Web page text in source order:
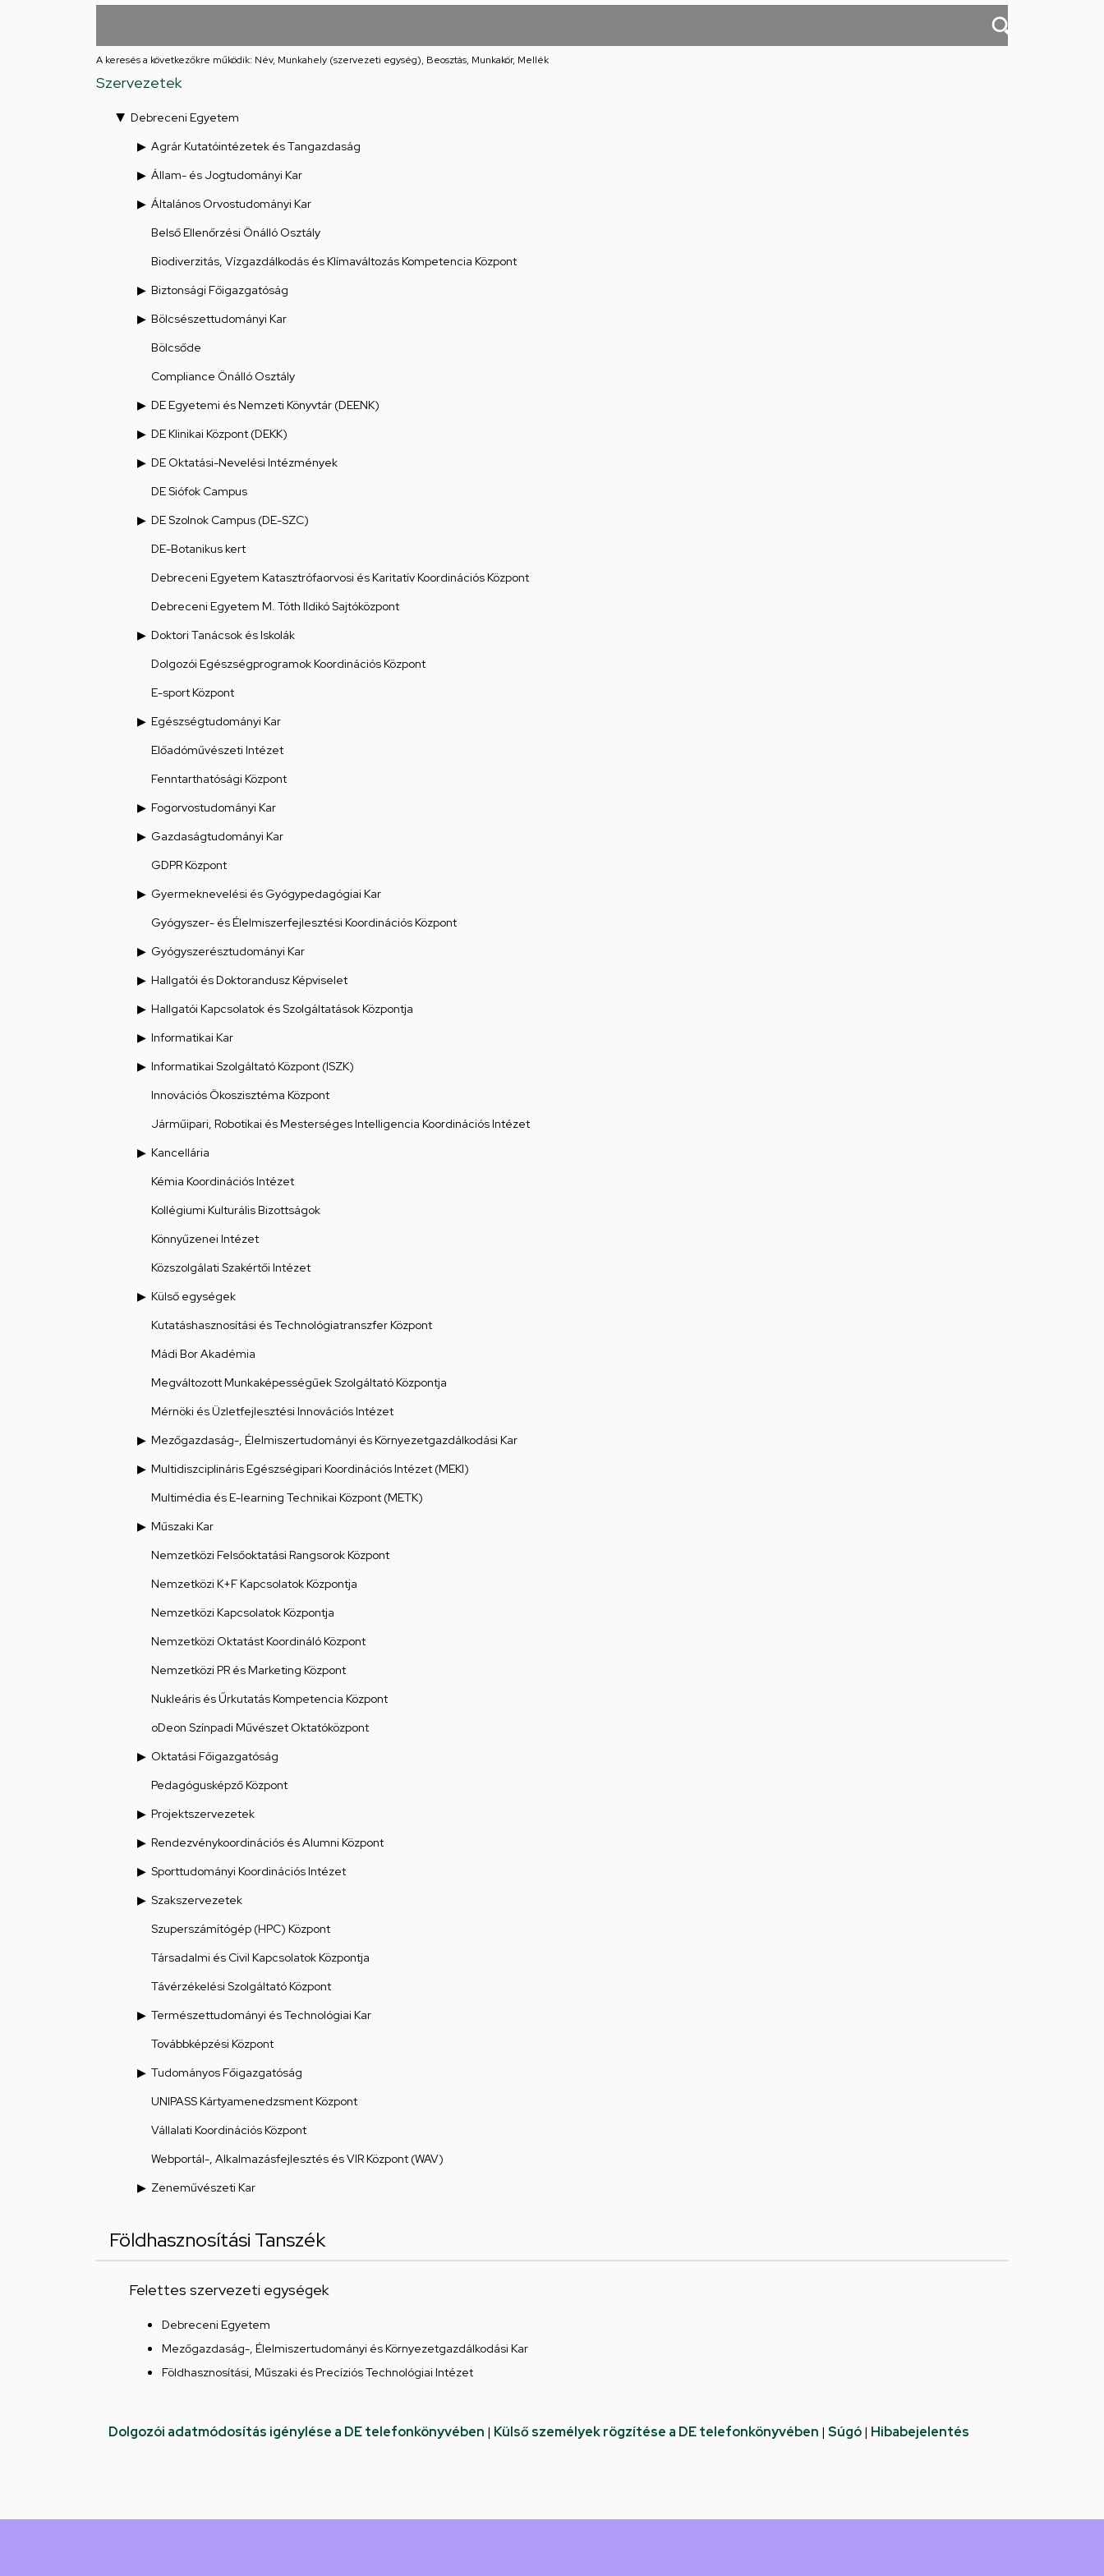
feladatellátási
A keresés a következőkre működik: Név, Munkahely (szervezeti egység), Beosztás, Munkakör, Mellék
Szervezetek
Debreceni Egyetem
Agrár Kutatóintézetek és Tangazdaság
Állam- és Jogtudományi Kar
Általános Orvostudományi Kar
Belső Ellenőrzési Önálló Osztály
Biodiverzitás, Vízgazdálkodás és Klímaváltozás Kompetencia Központ
Biztonsági Főigazgatóság
Bölcsészettudományi Kar
Bölcsőde
Compliance Önálló Osztály
DE Egyetemi és Nemzeti Könyvtár (DEENK)
DE Klinikai Központ (DEKK)
DE Oktatási-Nevelési Intézmények
DE Siófok Campus
DE Szolnok Campus (DE-SZC)
DE-Botanikus kert
Debreceni Egyetem Katasztrófaorvosi és Karitatív Koordinációs Központ
Debreceni Egyetem M. Tóth Ildikó Sajtóközpont
Doktori Tanácsok és Iskolák
Dolgozói Egészségprogramok Koordinációs Központ
E-sport Központ
Egészségtudományi Kar
Előadóművészeti Intézet
Fenntarthatósági Központ
Fogorvostudományi Kar
Gazdaságtudományi Kar
GDPR Központ
Gyermeknevelési és Gyógypedagógiai Kar
Gyógyszer- és Élelmiszerfejlesztési Koordinációs Központ
Gyógyszerésztudományi Kar
Hallgatói és Doktorandusz Képviselet
Hallgatói Kapcsolatok és Szolgáltatások Központja
Informatikai Kar
Informatikai Szolgáltató Központ (ISZK)
Innovációs Ökoszisztéma Központ
Járműipari, Robotikai és Mesterséges Intelligencia Koordinációs Intézet
Kancellária
Kémia Koordinációs Intézet
Kollégiumi Kulturális Bizottságok
Könnyűzenei Intézet
Közszolgálati Szakértői Intézet
Külső egységek
Kutatáshasznosítási és Technológiatranszfer Központ
Mádi Bor Akadémia
Megváltozott Munkaképességűek Szolgáltató Központja
Mérnöki és Üzletfejlesztési Innovációs Intézet
Mezőgazdaság-, Élelmiszertudományi és Környezetgazdálkodási Kar
Multidiszciplináris Egészségipari Koordinációs Intézet (MEKI)
Multimédia és E-learning Technikai Központ (METK)
Műszaki Kar
Nemzetközi Felsőoktatási Rangsorok Központ
Nemzetközi K+F Kapcsolatok Központja
Nemzetközi Kapcsolatok Központja
Nemzetközi Oktatást Koordináló Központ
Nemzetközi PR és Marketing Központ
Nukleáris és Űrkutatás Kompetencia Központ
oDeon Színpadi Művészet Oktatóközpont
Oktatási Főigazgatóság
Pedagógusképző Központ
Projektszervezetek
Rendezvénykoordinációs és Alumni Központ
Sporttudományi Koordinációs Intézet
Szakszervezetek
Szuperszámítógép (HPC) Központ
Társadalmi és Civil Kapcsolatok Központja
Távérzékelési Szolgáltató Központ
Természettudományi és Technológiai Kar
Továbbképzési Központ
Tudományos Főigazgatóság
UNIPASS Kártyamenedzsment Központ
Vállalati Koordinációs Központ
Webportál-, Alkalmazásfejlesztés és VIR Központ (WAV)
Zeneművészeti Kar
Földhasznosítási Tanszék
Felettes szervezeti egységek
Debreceni Egyetem
Mezőgazdaság-, Élelmiszertudományi és Környezetgazdálkodási Kar
Földhasznosítási, Műszaki és Precíziós Technológiai Intézet
Dolgozói adatmódosítás igénylése a DE telefonkönyvében | Külső személyek rögzítése a DE telefonkönyvében | Súgó| Hibabejelentés